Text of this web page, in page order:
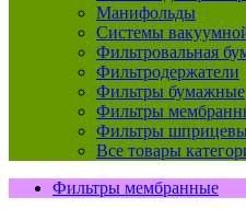
Манифольды
Системы
Фильтровальная
Фильтродержатели
Фильтры бумажные
Фильтры
Фильтры
Все товары
Фильтры мембранные